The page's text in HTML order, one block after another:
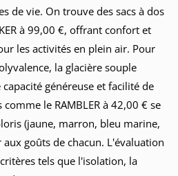
de vie. On trouve des sacs à dos
à 99,00 €, offrant confort et
les activités en plein air. Pour
la glacière souple
capacité généreuse et facilité de
le RAMBLER à 42,00 € se
(jaune, marron, bleu marine,
goûts de chacun. L'évaluation
tels que l'isolation, la